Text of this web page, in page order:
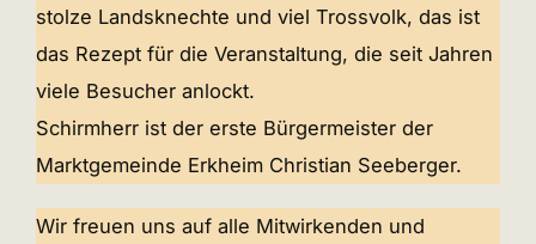
stolze Landsknechte und viel Trossvolk, das ist
das Rezept für die Veranstaltung, die seit Jahren
viele Besucher anlockt.
Schirmherr ist der erste Bürgermeister der
Marktgemeinde Erkheim Christian Seeberger.
Wir freuen uns auf alle Mitwirkenden und